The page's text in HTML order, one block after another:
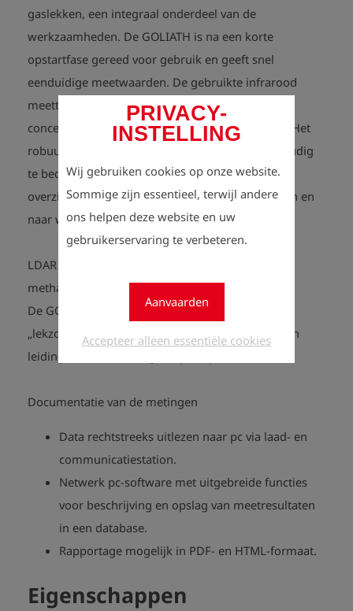
PRIVACY-
INSTELLING
Wij gebruiken cookies op onze website.
Sommige zijn essentieel, terwijl andere
ons helpen deze website en uw
gebruikerservaring te verbeteren.
Aanvaarden
Accepteer alleen essentiële cookies
gaslekken, een integraal onderdeel van de
werkzaamheden. De GOLIATH is na een korte
opstartfase gereed voor gebruik en geeft snel
eenduidige meetwaarden. De gebruikte infrarood
meettechniek geeft binnen 10 seconden de
concentraties van methaan en kooldioxide weer.
Het
robuuste en stootvaste meetinstrument is eenvoudig
te bedienen. Alle meetwaarden kunnen op het
overzichtelijke, verlichte display afgelezen worden en
naar wens worden opgeslagen.
LDAR (leak detection and repair) - lekdetectie van
methaan en kooldioxide
De GOLIATH Biogas heeft ook het menupunt
„lekzoeken“. Hiermee is het mogelijk lekkages aan
leidingen en verbindingen op te sporen.
Documentatie van de metingen
Data rechtstreeks uitlezen naar pc via laad- en
communicatiestation.
Netwerk pc-software met uitgebreide functies
voor beschrijving en opslag van meetresultaten
in een database.
Rapportage mogelijk in PDF- en HTML-formaat.
Eigenschappen